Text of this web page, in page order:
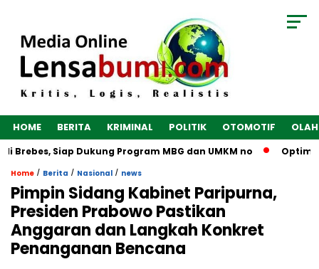
HOME BERITA KRIMINAL POLITIK OTOMOTIF
Siap Dukung Program MBG dan UMKM no Optimalkan
Home / Berita / Nasional / news
Pimpin Sidang Kabinet Paripurna,
Presiden Prabowo Pastikan
Anggaran dan Langkah Konkret
Penanganan Bencana